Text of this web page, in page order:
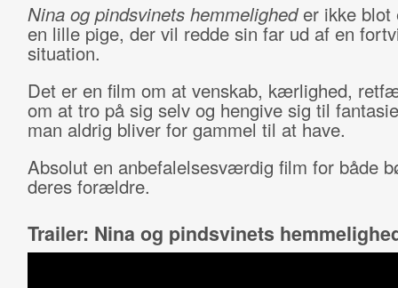
Nina og pindsvinets hemmeligheder ikke blot
en lille pige, der vil redde sin far ud af en
situation.
Det er en film om at venskab, kærlighed,
om at tro på sig selv og hengive sig til
man aldrig bliver for gammel til at have.
Absolut en anbefalelsesværdig film for både
deres forældre.
Trailer: Nina og pindsvinets